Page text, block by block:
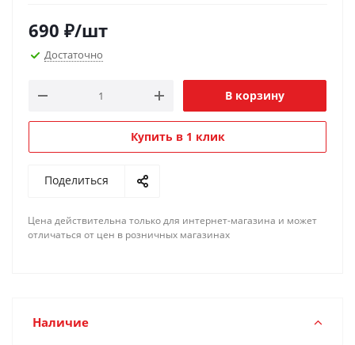
690 ₽/шт
Достаточно
В корзину
Купить в 1 клик
Поделиться
Цена действительна только для интернет-магазина и может
отличаться от цен в розничных магазинах
Наличие